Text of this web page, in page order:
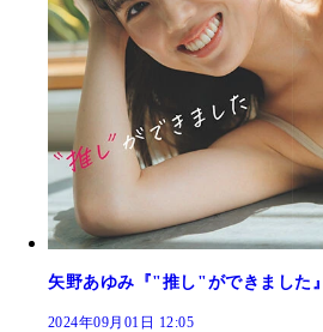
矢野あゆみ『"推し"ができました』
2024年09月01日 12:05